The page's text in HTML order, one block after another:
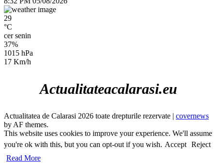
29
°C
cer senin
37%
1015 hPa
17 Km/h
Actualitateacalarasi.eu
Actualitatea de Calarasi 2026 toate drepturile rezervate | covernews
by AF themes.
This website uses cookies to improve your experience. We'll assume
you're ok with this, but you can opt-out if you wish. Accept Reject
Read More